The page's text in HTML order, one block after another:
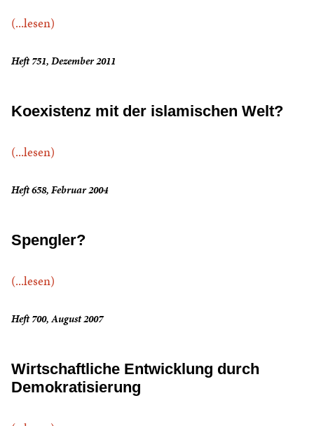
(...lesen)
Heft 751, Dezember 2011
Koexistenz mit der islamischen Welt?
(...lesen)
Heft 658, Februar 2004
Spengler?
(...lesen)
Heft 700, August 2007
Wirtschaftliche Entwicklung durch
Demokratisierung